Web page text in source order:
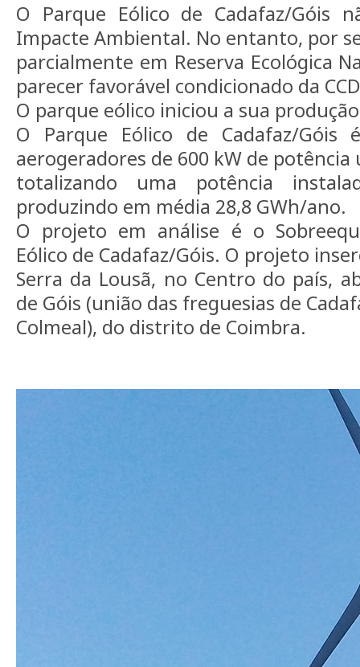
O Parque Eólico de Cadafaz/Góis
Impacte Ambiental. No entanto, por
parcialmente em Reserva Ecológica
parecer favorável condicionado da
O parque eólico iniciou a sua
O Parque Eólico de Cadafaz/
aerogeradores de 600 kW de
totalizando uma potência
produzindo em média 28,8 GWh/ano.
O projeto em análise é o
Eólico de Cadafaz/Góis. O projeto
Serra da Lousã, no Centro do país,
de Góis (união das freguesias de
Colmeal), do distrito de Coimbra.